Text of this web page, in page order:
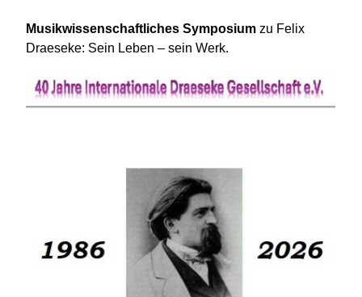
Musikwissenschaftliches Symposium zu Felix
Draeseke: Sein Leben – sein Werk.